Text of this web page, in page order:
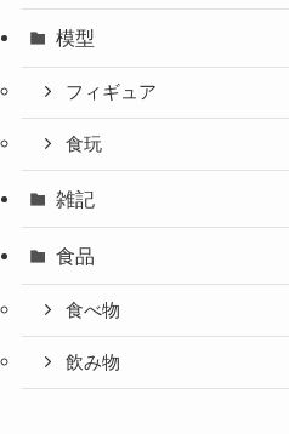
模型
フィギュア
食玩
雑記
食品
食べ物
飲み物